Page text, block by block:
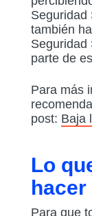
Seguridad
también
Seguridad
parte de
Para más
post: Baja
Lo
Para que